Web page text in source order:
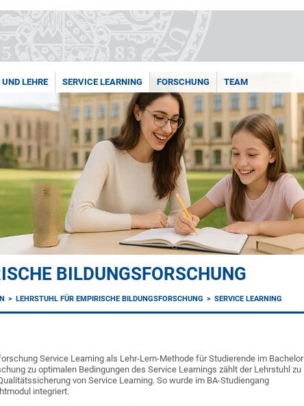
LEHRE SERVICE LEARNING FORSCHUNG TEAM
BILDUNGSFORSCHUNG
LEHRSTUHL FÜR EMPIRISCHE BILDUNGSFORSCHUNG SERVICE LEARNING
Service Learning als Lehr-Lern-Methode für Studierende im Bachelor
zu optimalen Bedingungen des Service Learnings zählt der Lehrstuhl zu
von Service Learning. So wurde im BA-Studiengang
integriert.